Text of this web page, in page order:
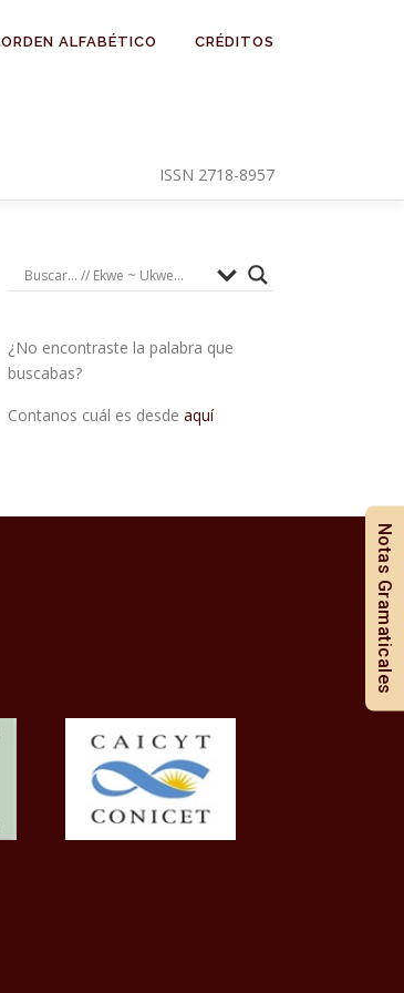
ORDEN ALFABÉTICO CRÉDITOS
ISSN 2718-8957
¿No encontraste la palabra que
buscabas?
Contanos cuál es desde aquí
Notas Gramaticales